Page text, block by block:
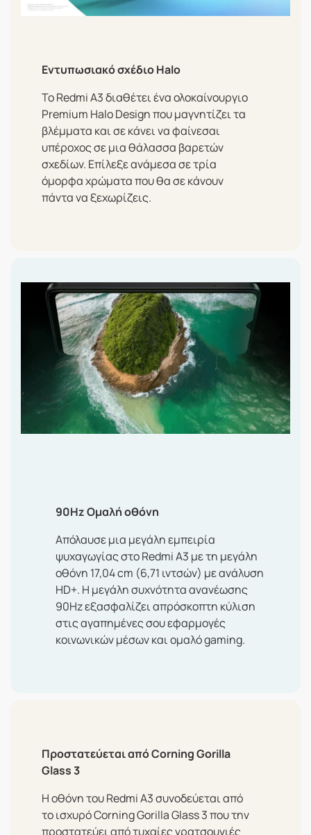
Εντυπωσιακό σχέδιο Halo
Το Redmi A3 διαθέτει ένα ολοκαίνουργιο
Premium Halo Design που μαγνητίζει τα
βλέμματα και σε κάνει να φαίνεσαι
υπέροχος σε μια θάλασσα βαρετών
σχεδίων. Επίλεξε ανάμεσα σε τρία
όμορφα χρώματα που θα σε κάνουν
πάντα να ξεχωρίζεις.
90Hz Ομαλή οθόνη
Απόλαυσε μια μεγάλη εμπειρία
ψυχαγωγίας στο Redmi A3 με τη μεγάλη
οθόνη 17,04 cm (6,71 ιντσών) με ανάλυση
HD+. Η μεγάλη συχνότητα ανανέωσης
90Hz εξασφαλίζει απρόσκοπτη κύλιση
στις αγαπημένες σου εφαρμογές
κοινωνικών μέσων και ομαλό gaming.
Προστατεύεται από Corning Gorilla
Glass 3
Η οθόνη του Redmi A3 συνοδεύεται από
το ισχυρό Corning Gorilla Glass 3 που την
προστατεύει από τυχαίες γρατσουνιές